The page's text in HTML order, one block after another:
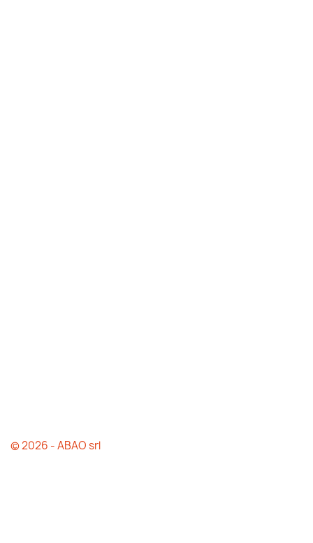
© 2026 - ABAO srl